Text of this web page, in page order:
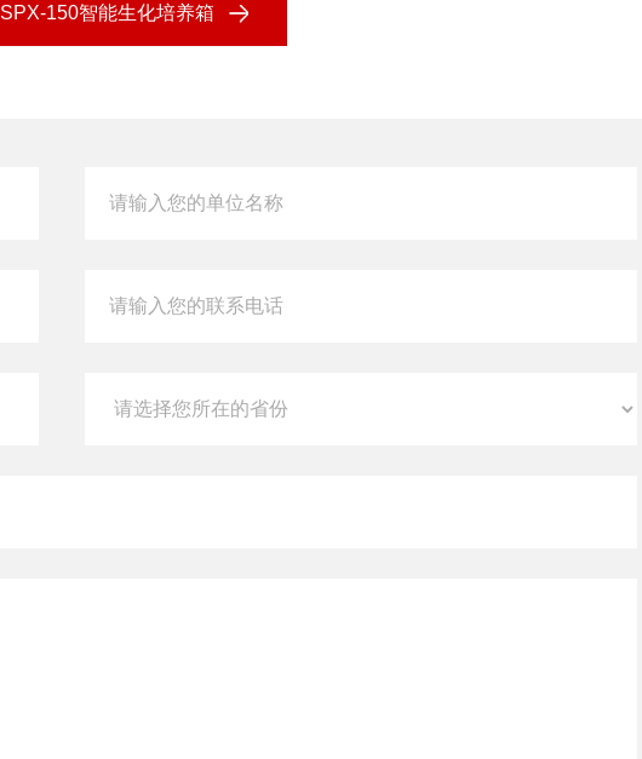
SPX-150智能生化培养箱